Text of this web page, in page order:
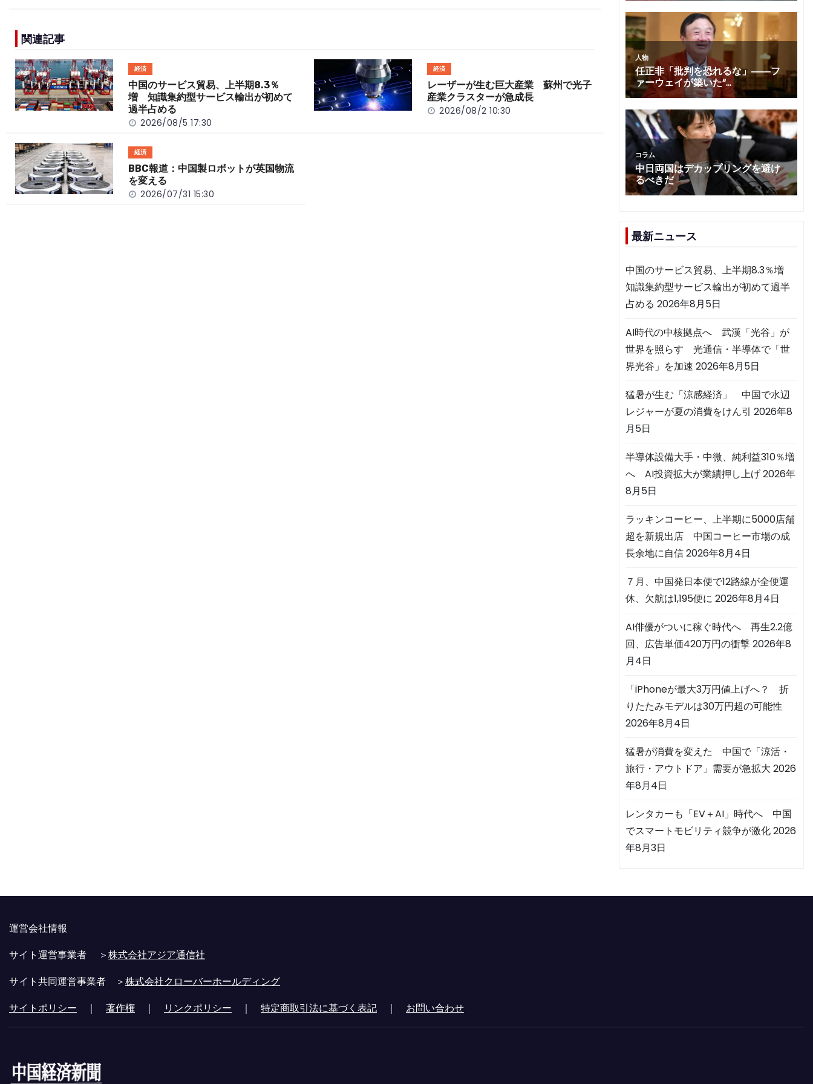
o
o
k
k
関連記事
経済
中国のサービス貿易、上半期8.3％
増 知識集約型サービス輸出が初めて
過半占める
2026/08/5 17:30
経済
レーザーが生む巨大産業 蘇州で光子
産業クラスターが急成長
2026/08/2 10:30
経済
BBC報道：中国製ロボットが英国物流
を変える
2026/07/31 15:30
最新ニュース
中国のサービス貿易、上半期8.3％増
知識集約型サービス輸出が初めて過半
占める 2026年8月5日
AI時代の中核拠点へ 武漢「光谷」が
世界を照らす 光通信・半導体で「世
界光谷」を加速 2026年8月5日
猛暑が生む「涼感経済」 中国で水辺
レジャーが夏の消費をけん引 2026年8
月5日
半導体設備大手・中微、純利益310％増
へ AI投資拡大が業績押し上げ2026年
8月5日
ラッキンコーヒー、上半期に5000店舗
超を新規出店 中国コーヒー市場の成
長余地に自信2026年8月4日
７月、中国発日本便で12路線が全便運
休、欠航は1,195便に 2026年8月4日
AI俳優がついに稼ぐ時代へ 再生2.2億
回、広告単価420万円の衝撃2026年8
月4日
「iPhoneが最大3万円値上げへ？ 折
りたたみモデルは30万円超の可能性
2026年8月4日
猛暑が消費を変えた 中国で「涼活・
旅行・アウトドア」需要が急拡大 2026
年8月4日
レンタカーも「EV＋AI」時代へ 中国
でスマートモビリティ競争が激化2026
年8月3日
運営会社情報
サイト運営事業者 ＞株式会社アジア通信社
サイト共同運営事業者 ＞株式会社クローバーホールディング
サイトポリシー ｜ 著作権 ｜ リンクポリシー ｜ 特定商取引法に基づく表記 ｜ お問い合わせ